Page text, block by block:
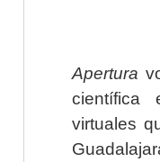
Apertura
científica
virtuales